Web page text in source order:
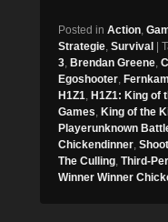
Posted in Action,
Strategie, Survival
3, Brendan Greene,
Egoshooter,
H1Z1, H1Z1: King of
Games, King of the
Playerunknown
Chickendinner,
The Culling, Third-
Winner Winner